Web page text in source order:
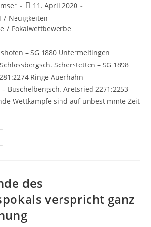
Beitrag
veröffentlicht:
11. April 2020
/ Neuigkeiten
/ Pokalwettbewerbe
– SG 1880 Untermeitingen
Scherstetten – SG 1898
Ringe Auerhahn
Buschelbergsch. Aretsried 2271:2253
Wettkämpfe sind auf unbestimmte Zeit
des
verspricht ganz